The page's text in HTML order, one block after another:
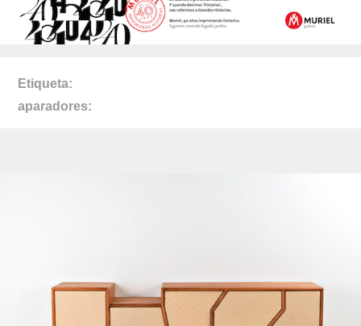
Etiqueta
aparadores